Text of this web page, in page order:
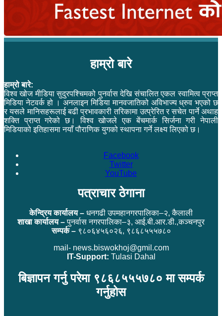
हाम्रो बारे
हाम्रो बारे:
विश्व खोज मीडिया सुदुरपश्चिमको पुनर्वास देखि संचालित एकल स्वामित्व प्राप्त
मिडिया नेटवर्क हो । अनलाइन मिडिया मानवजातिको अविभाज्य ध्रुव भएको छ
र यसले मानिसहरूलाई बढी प्रभावकारी तरिकामा उत्प्रेरित र सचेत पार्ने अथाह
शक्ति प्राप्त गरेको छ। विश्व खोजले एक बेंचमार्क सिर्जना गरी नेपाली
मिडियाको इतिहासमा नयाँ पौराणिक युगको स्थापना गर्ने लक्ष्य लिएको छ।
Facebook
Twitter
YouTube
पत्राचार ठेगाना
केन्द्रिय कार्यालय – धनगढी उपमहानगरपालिका–२, कैलाली
शाखा कार्यालय –पुनर्वास नगरपालिका–३, आई.बी.आर.डी.,कञ्चनपुर
सम्पर्क –९८०६४५६०२६, ९८६८५५५७८०
mail- news.biswokhoj@gmil.com
IT-Support: Tulasi Dahal
बिज्ञापन गर्नु परेमा ९८६८५५५७८० मा सम्पर्क
गर्नुहोस